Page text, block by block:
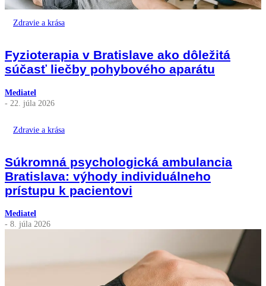
Zdravie a krása
Fyzioterapia v Bratislave ako dôležitá
súčasť liečby pohybového aparátu
Mediatel
- 22. júla 2026
Zdravie a krása
Súkromná psychologická ambulancia
Bratislava: výhody individuálneho
prístupu k pacientovi
Mediatel
- 8. júla 2026